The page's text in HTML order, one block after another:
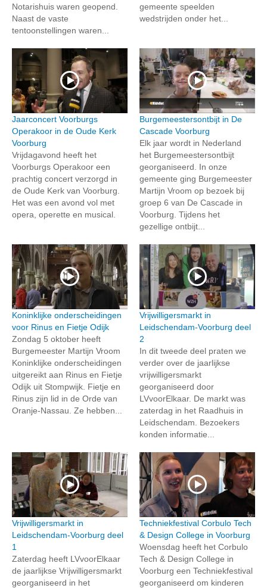
Notarishuis waren geopend.
Naast de vaste
tentoonstellingen waren...
gemeente speelden
wedstrijden onder het...
Jaarconcert Voorburgs
Operakoor in de Oude Kerk
Voorburg
Vrijdagavond heeft het
Voorburgs Operakoor een
prachtig concert verzorgd in
de Oude Kerk van Voorburg.
Het was een avond vol met
opera, operette en musical.
Burgemeestersontbijt in De
Cascade Voorburg
Elk jaar wordt in Nederland
het Burgemeestersontbijt
georganiseerd. In onze
gemeente ging Burgemeester
Martijn Vroom op bezoek bij
groep 6 van De Cascade in
Voorburg. Tijdens het
gezellige ontbijt...
Koninklijke onderscheidingen
voor Rinus en Fietje Odijk
Zondag 5 oktober heeft
Burgemeester Martijn Vroom
Koninklijke onderscheidingen
uitgereikt aan Rinus en Fietje
Odijk uit Stompwijk. Fietje en
Rinus zijn lid in de Orde van
Oranje-Nassau. Ze hebben...
Vrijwilligersmarkt in
Leidschendam-Voorburg deel
2
In dit tweede deel praten we
verder over de jaarlijkse
vrijwilligersmarkt
georganiseerd door
LVvoorElkaar. De markt was
zaterdag in het Raadhuis in
Leidschendam. Bezoekers
konden informatie...
Vrijwilligersmarkt in
Leidschendam-Voorburg deel
1
Zaterdag heeft LVvoorElkaar
de jaarlijkse Vrijwilligersmarkt
georganiseerd in het
Techniekfestival Corbulo Tech
& Design College in Voorburg
Woensdag heeft het Corbulo
Tech & Design College in
Voorburg een Techniekfestival
georganiseerd om kinderen